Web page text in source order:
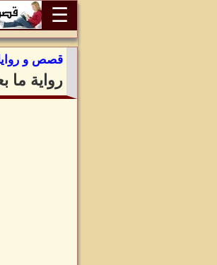
☰
قصص و
رواية ما